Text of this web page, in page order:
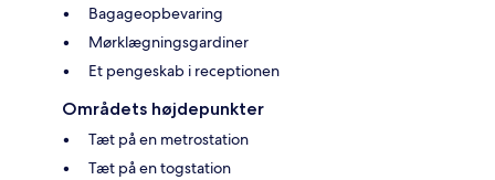
Bagageopbevaring
Mørklægningsgardiner
Et pengeskab i receptionen
Områdets højdepunkter
Tæt på en metrostation
Tæt på en togstation